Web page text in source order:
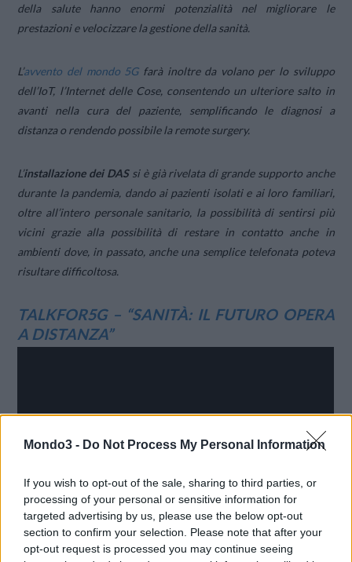
Mondo3 - Do Not Process My Personal Information
If you wish to opt-out of the sale, sharing to third parties, or
processing of your personal or sensitive information for
targeted advertising by us, please use the below opt-out
section to confirm your selection. Please note that after your
opt-out request is processed you may continue seeing
della salute hanno enormi potenzialità nel migliorare le
prestazioni e velocizzare la gestione della sanità.
L’avvento del mondo 5Gfarà inoltre da volano per lo sviluppo
dell’IoT, l’Internet delle Cose, consentendo un ulteriore salto in
avanti nella cura del paziente, semplificando le diagnosi a
distanza o rendendo possibile la remote surgery.
L’installazione dei DASsi è già rivelata di grande supporto anche
durante la pandemia, dando ai pazienti isolati e ai loro familiari,
oltre all’intero personale sanitario, la possibilità di sentirsi più
vicini grazie alla possibilità di restare in contatto anche in
ambienti dove, in passato, anche una semplice telefonata poteva
risultare difficoltosa.
TALKFOR5G – “SANITÀ: IL FUTURO OPERA
A DISTANZA”